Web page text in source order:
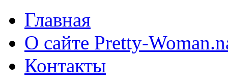
Главная
О сайте Pretty-
Контакты